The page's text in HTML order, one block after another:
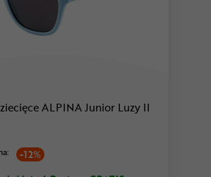
ALPINA Junior Luzy II
-12%